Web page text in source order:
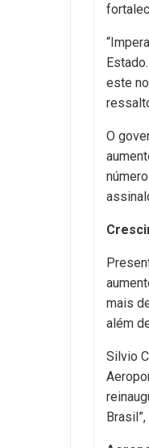
este
O
mais
além
Silvio